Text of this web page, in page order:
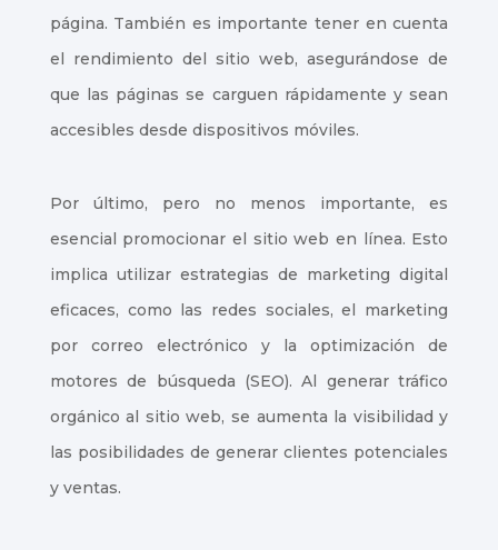
página. También es importante tener en cuenta
el rendimiento del sitio web, asegurándose de
que las páginas se carguen rápidamente y sean
accesibles desde dispositivos móviles.
Por último, pero no menos importante, es
esencial promocionar el sitio web en línea. Esto
implica utilizar estrategias de marketing digital
eficaces, como las redes sociales, el marketing
por correo electrónico y la optimización de
motores de búsqueda (SEO). Al generar tráfico
orgánico al sitio web, se aumenta la visibilidad y
las posibilidades de generar clientes potenciales
y ventas.